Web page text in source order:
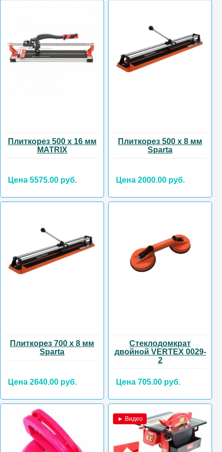
Плиткорез 500 х 16 мм
MATRIX
Цена 5575.00 руб.
Плиткорез 500 х 8 мм
Sparta
Цена 2000.00 руб.
Плиткорез 700 х 8 мм
Sparta
Цена 2640.00 руб.
Стеклодомкрат
двойной VERTEX 0029-
2
Цена 705.00 руб.
► Видео